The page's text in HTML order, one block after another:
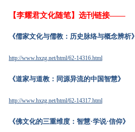
【李耀君文化随笔】选刊链接——
《儒家文化与儒教：历史脉络与概念辨析》
http://www.hxzg.net/html/62-14316.html
《道家与道教：同源异流的中国智慧》
http://www.hxzg.net/html/62-14317.html
《佛文化的三重维度：智慧·学说·信仰》